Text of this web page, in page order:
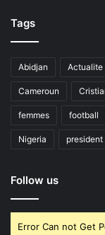
Tags
Abidjan Actualite
Cameroun
femmes football
Nigeria president
Follow us
Error Can not Get